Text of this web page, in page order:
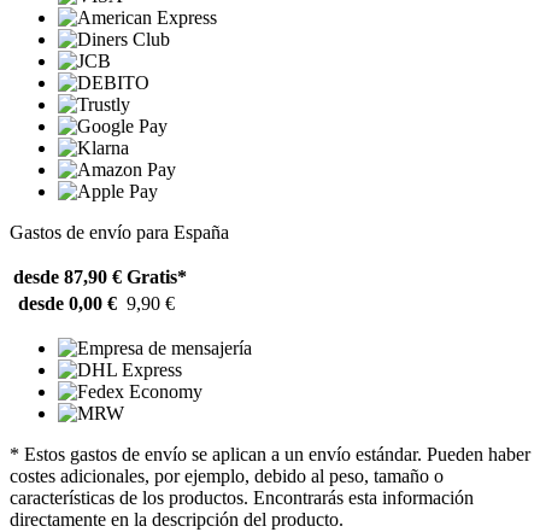
Gastos de envío para España
desde 87,90 € Gratis*
desde 0,00 € 9,90 €
* Estos gastos de envío se aplican a un envío estándar. Pueden haber
costes adicionales, por ejemplo, debido al peso, tamaño o
características de los productos. Encontrarás esta información
directamente en la descripción del producto.